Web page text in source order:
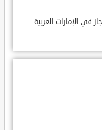
في الإمارات العربية